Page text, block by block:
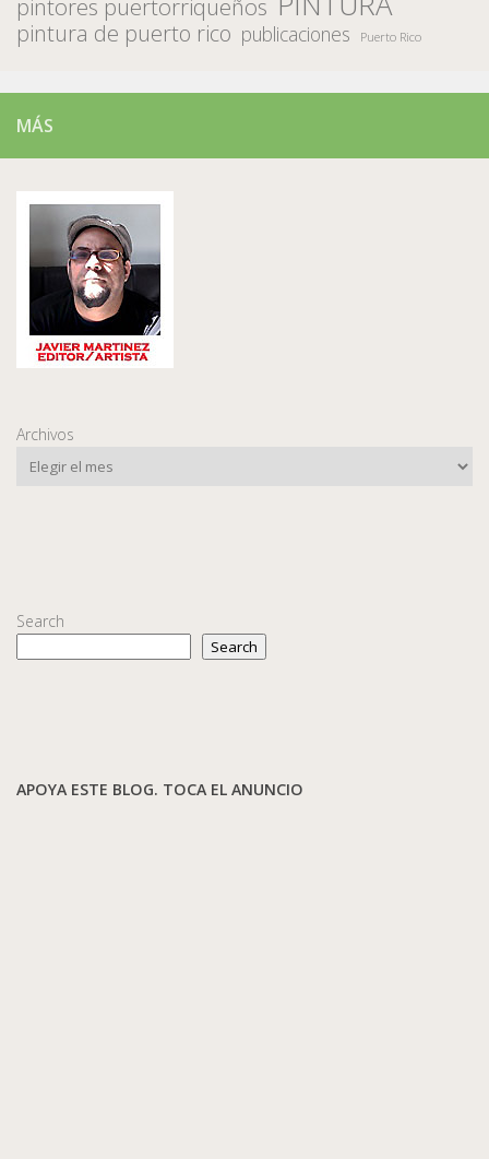
pintores puertorriqueños
pintura de puerto rico publicaciones Puerto Rico
MÁS
Archivos
Search
Search
APOYA ESTE BLOG. TOCA EL ANUNCIO